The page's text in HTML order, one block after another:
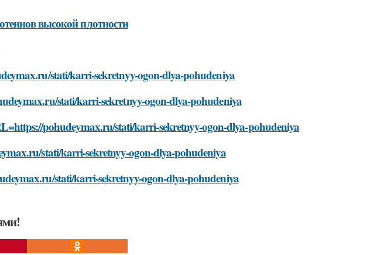
высокой плотности
stati/karri-sekretnyy-ogon-dlya-pohudeniya
stati/karri-sekretnyy-ogon-dlya-pohudeniya
pohudeymax.ru/stati/karri-sekretnyy-ogon-dlya-pohudeniya
stati/karri-sekretnyy-ogon-dlya-pohudeniya
stati/karri-sekretnyy-ogon-dlya-pohudeniya